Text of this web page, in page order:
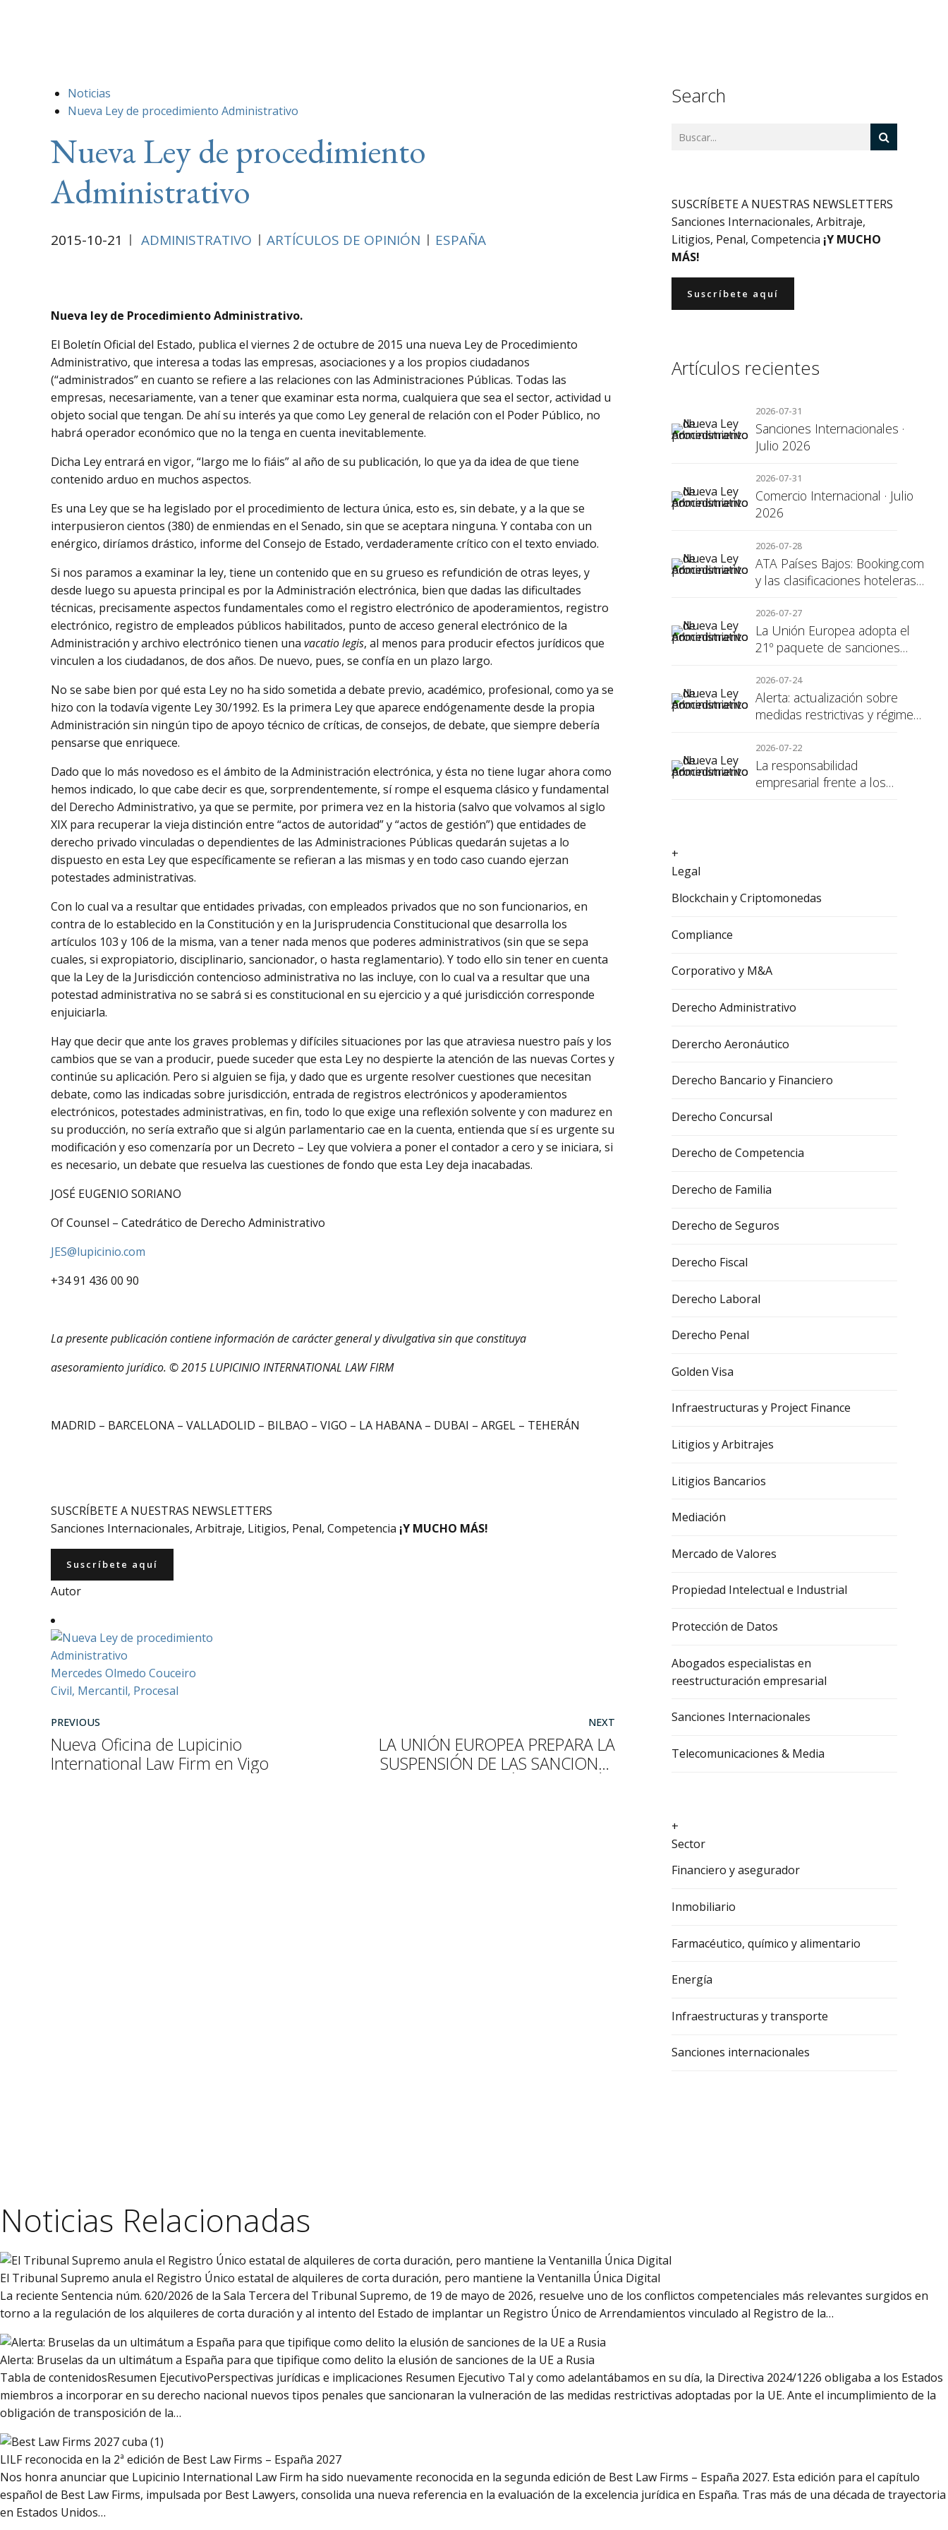
Noticias
Nueva Ley de procedimiento Administrativo
Nueva Ley de procedimiento
Administrativo
2015-10-21 ADMINISTRATIVO ARTÍCULOS DE OPINIÓN ESPAÑA
Nueva ley de Procedimiento Administrativo.
El Boletín Oficial del Estado, publica el viernes 2 de octubre de 2015 una nueva Ley de Procedimiento
Administrativo, que interesa a todas las empresas, asociaciones y a los propios ciudadanos
(“administrados” en cuanto se refiere a las relaciones con las Administraciones Públicas. Todas las
empresas, necesariamente, van a tener que examinar esta norma, cualquiera que sea el sector, actividad u
objeto social que tengan. De ahí su interés ya que como Ley general de relación con el Poder Público, no
habrá operador económico que no la tenga en cuenta inevitablemente.
Dicha Ley entrará en vigor, “largo me lo fiáis” al año de su publicación, lo que ya da idea de que tiene
contenido arduo en muchos aspectos.
Es una Ley que se ha legislado por el procedimiento de lectura única, esto es, sin debate, y a la que se
interpusieron cientos (380) de enmiendas en el Senado, sin que se aceptara ninguna. Y contaba con un
enérgico, diríamos drástico, informe del Consejo de Estado, verdaderamente crítico con el texto enviado.
Si nos paramos a examinar la ley, tiene un contenido que en su grueso es refundición de otras leyes, y
desde luego su apuesta principal es por la Administración electrónica, bien que dadas las dificultades
técnicas, precisamente aspectos fundamentales como el registro electrónico de apoderamientos, registro
electrónico, registro de empleados públicos habilitados, punto de acceso general electrónico de la
Administración y archivo electrónico tienen una vacatio legis, al menos para producir efectos jurídicos que
vinculen a los ciudadanos, de dos años. De nuevo, pues, se confía en un plazo largo.
No se sabe bien por qué esta Ley no ha sido sometida a debate previo, académico, profesional, como ya se
hizo con la todavía vigente Ley 30/1992. Es la primera Ley que aparece endógenamente desde la propia
Administración sin ningún tipo de apoyo técnico de críticas, de consejos, de debate, que siempre debería
pensarse que enriquece.
Dado que lo más novedoso es el ámbito de la Administración electrónica, y ésta no tiene lugar ahora como
hemos indicado, lo que cabe decir es que, sorprendentemente, sí rompe el esquema clásico y fundamental
del Derecho Administrativo, ya que se permite, por primera vez en la historia (salvo que volvamos al siglo
XIX para recuperar la vieja distinción entre “actos de autoridad” y “actos de gestión”) que entidades de
derecho privado vinculadas o dependientes de las Administraciones Públicas quedarán sujetas a lo
dispuesto en esta Ley que específicamente se refieran a las mismas y en todo caso cuando ejerzan
potestades administrativas.
Con lo cual va a resultar que entidades privadas, con empleados privados que no son funcionarios, en
contra de lo establecido en la Constitución y en la Jurisprudencia Constitucional que desarrolla los
artículos 103 y 106 de la misma, van a tener nada menos que poderes administrativos (sin que se sepa
cuales, si expropiatorio, disciplinario, sancionador, o hasta reglamentario). Y todo ello sin tener en cuenta
que la Ley de la Jurisdicción contencioso administrativa no las incluye, con lo cual va a resultar que una
potestad administrativa no se sabrá si es constitucional en su ejercicio y a qué jurisdicción corresponde
enjuiciarla.
Hay que decir que ante los graves problemas y difíciles situaciones por las que atraviesa nuestro país y los
cambios que se van a producir, puede suceder que esta Ley no despierte la atención de las nuevas Cortes y
continúe su aplicación. Pero si alguien se fija, y dado que es urgente resolver cuestiones que necesitan
debate, como las indicadas sobre jurisdicción, entrada de registros electrónicos y apoderamientos
electrónicos, potestades administrativas, en fin, todo lo que exige una reflexión solvente y con madurez en
su producción, no sería extraño que si algún parlamentario cae en la cuenta, entienda que sí es urgente su
modificación y eso comenzaría por un Decreto – Ley que volviera a poner el contador a cero y se iniciara, si
es necesario, un debate que resuelva las cuestiones de fondo que esta Ley deja inacabadas.
JOSÉ EUGENIO SORIANO
Of Counsel – Catedrático de Derecho Administrativo
JES@lupicinio.com
+34 91 436 00 90
La presente publicación contiene información de carácter general y divulgativa sin que constituya
asesoramiento jurídico. © 2015 LUPICINIO INTERNATIONAL LAW FIRM
MADRID – BARCELONA – VALLADOLID – BILBAO – VIGO – LA HABANA – DUBAI – ARGEL – TEHERÁN
SUSCRÍBETE A NUESTRAS NEWSLETTERS
Sanciones Internacionales, Arbitraje, Litigios, Penal, Competencia ¡Y MUCHO MÁS!
Suscríbete aquí
Autor
Mercedes Olmedo Couceiro
Civil, Mercantil, Procesal
PREVIOUS
Nueva Oficina de Lupicinio
International Law Firm en Vigo
NEXT
LA UNIÓN EUROPEA PREPARA LA
SUSPENSIÓN DE LAS SANCIONES
Search
SUSCRÍBETE A NUESTRAS NEWSLETTERS
Sanciones Internacionales, Arbitraje,
Litigios, Penal, Competencia ¡Y MUCHO
MÁS!
Suscríbete aquí
Artículos recientes
2026-07-31
Sanciones Internacionales ·
Julio 2026
2026-07-31
Comercio Internacional · Julio
2026
2026-07-28
ATA Países Bajos: Booking.com
y las clasificaciones hoteleras,
para el consumidor
2026-07-27
La Unión Europea adopta el
21º paquete de sanciones
2026-07-24
Alerta: actualización sobre
medidas restrictivas y régimen
2026-07-22
La responsabilidad
empresarial frente a los
+
Legal
Blockchain y Criptomonedas
Compliance
Corporativo y M&A
Derecho Administrativo
Derercho Aeronáutico
Derecho Bancario y Financiero
Derecho Concursal
Derecho de Competencia
Derecho de Familia
Derecho de Seguros
Derecho Fiscal
Derecho Laboral
Derecho Penal
Golden Visa
Infraestructuras y Project Finance
Litigios y Arbitrajes
Litigios Bancarios
Mediación
Mercado de Valores
Propiedad Intelectual e Industrial
Protección de Datos
Abogados especialistas en
reestructuración empresarial
Sanciones Internacionales
Telecomunicaciones & Media
+
Sector
Financiero y asegurador
Inmobiliario
Farmacéutico, químico y alimentario
Energía
Infraestructuras y transporte
Sanciones internacionales
Noticias Relacionadas
El Tribunal Supremo anula el Registro Único estatal de alquileres de corta duración, pero mantiene la Ventanilla Única Digital
La reciente Sentencia núm. 620/2026 de la Sala Tercera del Tribunal Supremo, de 19 de mayo de 2026, resuelve uno de los conflictos competenciales más relevantes surgidos en
torno a la regulación de los alquileres de corta duración y al intento del Estado de implantar un Registro Único de Arrendamientos vinculado al Registro de la…
Alerta: Bruselas da un ultimátum a España para que tipifique como delito la elusión de sanciones de la UE a Rusia
Tabla de contenidosResumen EjecutivoPerspectivas jurídicas e implicaciones Resumen Ejecutivo Tal y como adelantábamos en su día, la Directiva 2024/1226 obligaba a los Estados
miembros a incorporar en su derecho nacional nuevos tipos penales que sancionaran la vulneración de las medidas restrictivas adoptadas por la UE. Ante el incumplimiento de la
obligación de transposición de la…
LILF reconocida en la 2ª edición de Best Law Firms – España 2027
Nos honra anunciar que Lupicinio International Law Firm ha sido nuevamente reconocida en la segunda edición de Best Law Firms – España 2027. Esta edición para el capítulo
español de Best Law Firms, impulsada por Best Lawyers, consolida una nueva referencia en la evaluación de la excelencia jurídica en España. Tras más de una década de trayectoria
en Estados Unidos…